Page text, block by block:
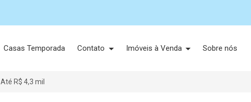
Casas Temporada Contato Imóveis à Venda Sobre nós
Até R$ 4,3 mil